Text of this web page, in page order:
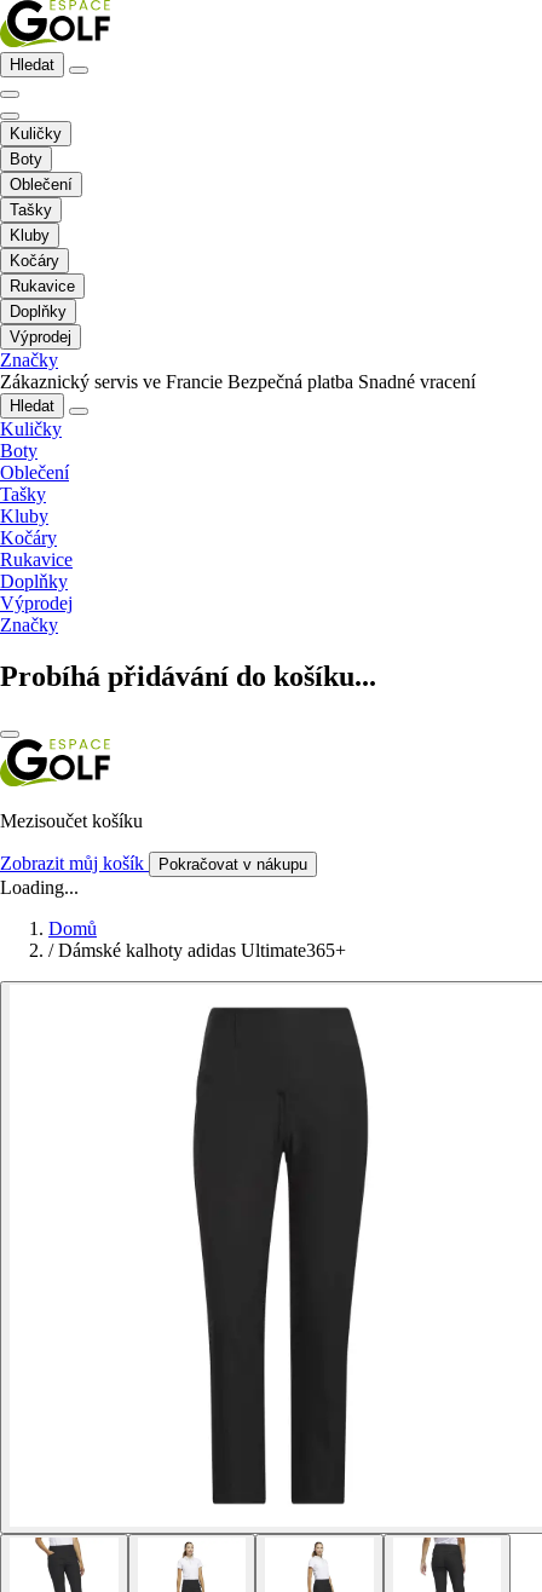
Hledat
Kuličky
Boty
Oblečení
Tašky
Kluby
Kočáry
Rukavice
Doplňky
Výprodej
Značky
Zákaznický servis ve Francie Bezpečná platba Snadné vracení
Hledat
Kuličky
Boty
Oblečení
Tašky
Kluby
Kočáry
Rukavice
Doplňky
Výprodej
Značky
Probíhá přidávání do košíku...
Mezisoučet košíku
Zobrazit můj košík Pokračovat v nákupu
Loading...
Domů
/ Dámské kalhoty adidas Ultimate365+